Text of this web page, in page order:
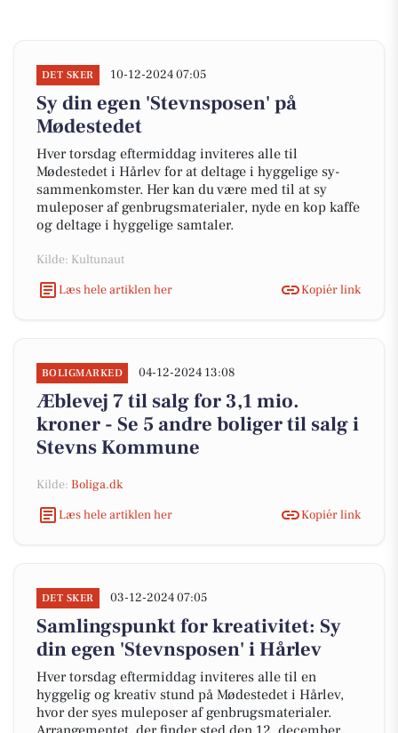
DET SKER 10-12-2024 07:05
Sy din egen 'Stevnsposen' på
Mødestedet
Hver torsdag eftermiddag inviteres alle til
Mødestedet i Hårlev for at deltage i hyggelige sy-
sammenkomster. Her kan du være med til at sy
muleposer af genbrugsmaterialer, nyde en kop kaffe
og deltage i hyggelige samtaler.
Kilde: Kultunaut
Læs hele artiklen her
Kopiér link
BOLIGMARKED 04-12-2024 13:08
Æblevej 7 til salg for 3,1 mio.
kroner - Se 5 andre boliger til salg i
Stevns Kommune
Kilde: Boliga.dk
Læs hele artiklen her
Kopiér link
DET SKER 03-12-2024 07:05
Samlingspunkt for kreativitet: Sy
din egen 'Stevnsposen' i Hårlev
Hver torsdag eftermiddag inviteres alle til en
hyggelig og kreativ stund på Mødestedet i Hårlev,
hvor der syes muleposer af genbrugsmaterialer.